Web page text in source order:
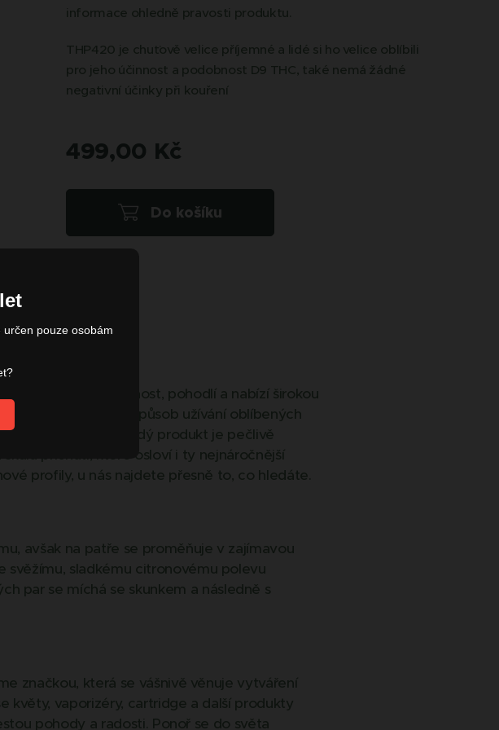
určen pouze osobám
informace ohledně pravosti produktu.
THP420 je chuťově velice příjemné a lidé si ho velice oblíbili
pro jeho účinnost a podobnost D9 THC, také nemá žádné
negativní účinky při kouření
499,00 Kč
Do košíku
jednoduchost, pohodlí a nabízí širokou
přináší pohodlný způsob užívání oblíbených
a kdekoli. Každý produkt je pečlivě
příchutí, které osloví i ty nejnáročnější
profily, u nás najdete přesně to, co hledáte.
avšak na patře se proměňuje v zajímavou
svěžímu, sladkému citronovému polevu
par se míchá se skunkem a následně s
značkou, která se vášnivě věnuje vytváření
květy, vaporizéry, cartridge a další produkty
pohody a radosti. Ponoř se do světa